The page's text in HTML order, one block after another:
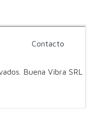
Buena Vibra SRL
Contacto